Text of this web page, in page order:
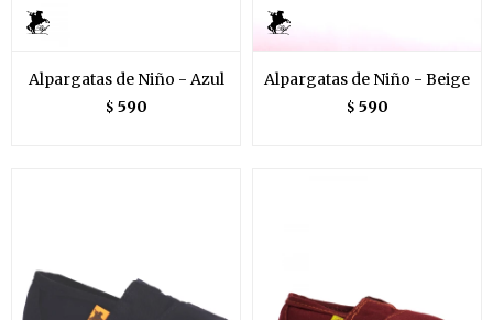
Alpargatas de Niño - Azul
$ 590
Alpargatas de Niño - Beige
$ 590